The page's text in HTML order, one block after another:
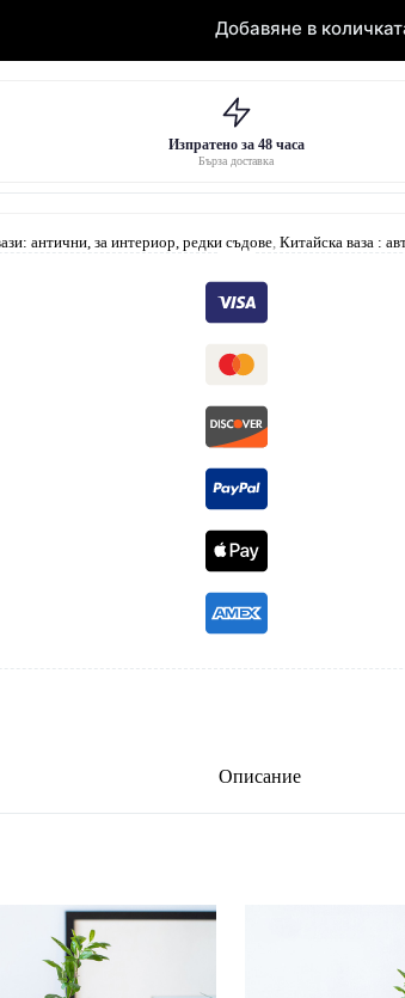
Добавяне в
Изпратено за 48 часа
Бърза доставка
антични, за интериор, редки съдове Китайска ваза :
Описание